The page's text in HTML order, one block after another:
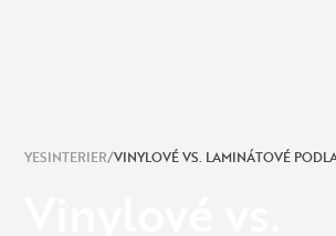
YESINTERIER VINYLOVÉ VS. LAMINÁTOVÉ